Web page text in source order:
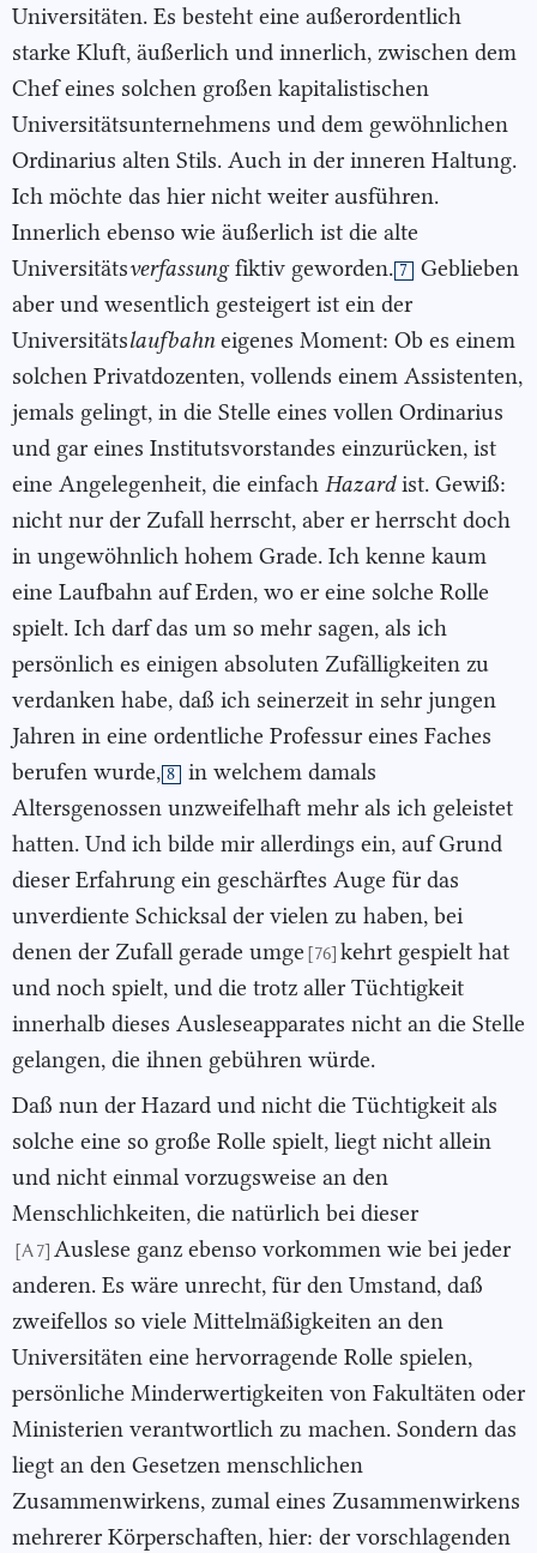
Universitäten. Es besteht eine außerordentlich
starke Kluft, äußerlich und innerlich, zwischen dem
Chef eines solchen großen kapitalistischen
Universitätsunternehmens und dem gewöhnlichen
Ordinarius alten Stils. Auch in der inneren Haltung.
Ich möchte das hier nicht weiter ausführen.
Innerlich ebenso wie äußerlich ist die alte
Universitätsverfassungfiktiv geworden. 7
Geblieben
aber und wesentlich gesteigert ist ein der
Universitätslaufbahneigenes Moment: Ob es einem
solchen Privatdozenten, vollends einem Assistenten,
jemals gelingt, in die Stelle eines vollen Ordinarius
und gar eines Institutsvorstandes einzurücken, ist
eine Angelegenheit, die einfach Hazardist. Gewiß:
nicht nur der Zufall herrscht, aber er herrscht doch
in ungewöhnlich hohem Grade. Ich kenne kaum
eine Laufbahn auf Erden, wo er eine solche Rolle
spielt. Ich darf das um so mehr sagen, als ich
persönlich es einigen absoluten Zufälligkeiten zu
verdanken habe, daß ich seinerzeit in sehr jungen
Jahren in eine ordentliche Professur eines Faches
berufen wurde, 8
in welchem damals
Altersgenossen unzweifelhaft mehr als ich geleistet
hatten. Und ich bilde mir allerdings ein, auf Grund
dieser Erfahrung ein geschärftes Auge für das
unverdiente Schicksal der vielen zu haben, bei
denen der Zufall gerade umge [76] kehrt gespielt hat
und noch spielt, und die trotz aller Tüchtigkeit
innerhalb dieses Ausleseapparates nicht an die Stelle
gelangen, die ihnen gebühren würde.
Daß nun der Hazard und nicht die Tüchtigkeit als
solche eine so große Rolle spielt, liegt nicht allein
und nicht einmal vorzugsweise an den
Menschlichkeiten, die natürlich bei dieser
[A 7] Auslese ganz ebenso vorkommen wie bei jeder
anderen. Es wäre unrecht, für den Umstand, daß
zweifellos so viele Mittelmäßigkeiten an den
Universitäten eine hervorragende Rolle spielen,
persönliche Minderwertigkeiten von Fakultäten oder
Ministerien verantwortlich zu machen. Sondern das
liegt an den Gesetzen menschlichen
Zusammenwirkens, zumal eines Zusammenwirkens
mehrerer Körperschaften, hier: der vorschlagenden